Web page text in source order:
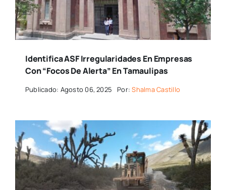
Identifica ASF Irregularidades En Empresas
Con “focos De Alerta” En Tamaulipas
Publicado: Agosto 06, 2025 Por:Shalma Castillo